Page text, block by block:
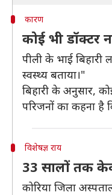
कारण
कोई भी डॉक्टर
पीली के भाई
स्वस्थ्य बताया।"
बिहारी के अनुसार,
परिजनों का कहना है
विशेषज्ञ राय
33 सालों तक
कोरिया जिला